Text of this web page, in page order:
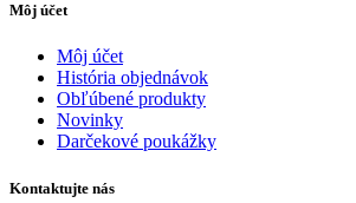
Môj účet
Môj účet
História objednávok
Obľúbené produkty
Novinky
Darčekové poukážky
Kontaktujte nás